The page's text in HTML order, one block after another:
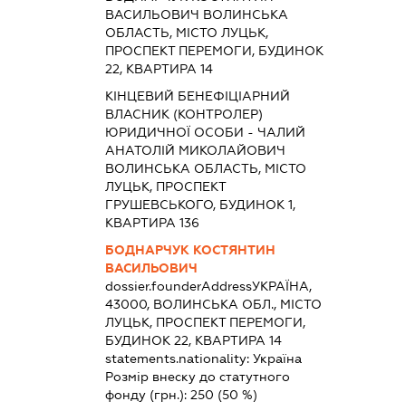
ВАСИЛЬОВИЧ ВОЛИНСЬКА
ОБЛАСТЬ, МІСТО ЛУЦЬК,
ПРОСПЕКТ ПЕРЕМОГИ, БУДИНОК
22, КВАРТИРА 14
КІНЦЕВИЙ БЕНЕФІЦІАРНИЙ
ВЛАСНИК (КОНТРОЛЕР)
ЮРИДИЧНОЇ ОСОБИ - ЧАЛИЙ
АНАТОЛІЙ МИКОЛАЙОВИЧ
ВОЛИНСЬКА ОБЛАСТЬ, МІСТО
ЛУЦЬК, ПРОСПЕКТ
ГРУШЕВСЬКОГО, БУДИНОК 1,
КВАРТИРА 136
БОДНАРЧУК КОСТЯНТИН
ВАСИЛЬОВИЧ
dossier.founderAddressУКРАЇНА,
43000, ВОЛИНСЬКА ОБЛ., МІСТО
ЛУЦЬК, ПРОСПЕКТ ПЕРЕМОГИ,
БУДИНОК 22, КВАРТИРА 14
statements.nationality:Україна
Розмір внеску до статутного
фонду (грн.):250 (50 %)